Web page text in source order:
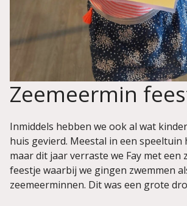
Zeemeermin
Inmiddels hebben we ook al wat
huis gevierd. Meestal in een
maar dit jaar verraste we Fay met een
feestje waarbij we gingen zwemmen
zeemeerminnen. Dit was een grote